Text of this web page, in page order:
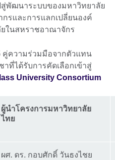
สู่พัฒนาระบบของมหาวิทยาลัย
รและการแลกเปลี่ยนองค์
ในสหราชอาณาจักร
คู่ความร่วมมือจากตัวแทน
ที่ได้รับการคัดเลือกเข้าสู่
University Consortium
ผู้นำโครงการมหาวิทยาลัย
ไทย
ผศ. ดร. กอบศักดิ์ วันธงไชย